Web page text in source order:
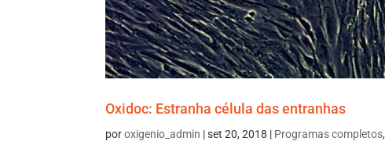
Oxidoc: Estranha célula das entranhas
poroxigenio_admin |set 20, 2018 | Programas completos,